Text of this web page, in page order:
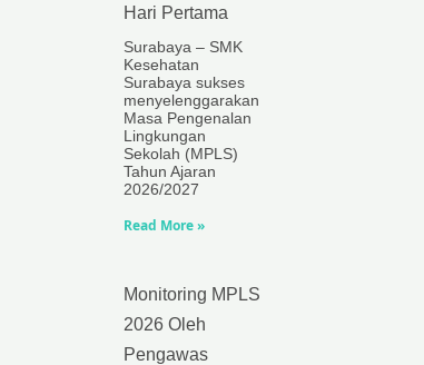
Hari Pertama
Surabaya – SMK
Kesehatan
Surabaya sukses
menyelenggarakan
Masa Pengenalan
Lingkungan
Sekolah (MPLS)
Tahun Ajaran
2026/2027
Read More »
Monitoring MPLS
2026 Oleh
Pengawas